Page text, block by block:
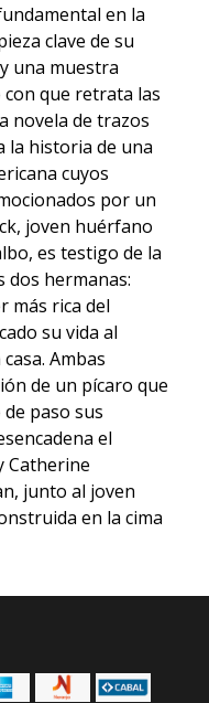
en la
clave de su
una muestra
que retrata las
novela de trazos
la historia de una
cuyos
por un
joven huérfano
es testigo de la
dos hermanas:
más rica del
su vida al
Ambas
de un pícaro que
paso sus
el
Catherine
junto al joven
en la cima